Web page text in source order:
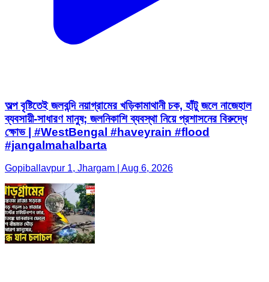
অল্প বৃষ্টিতেই জলবন্দি নয়াগ্রামের খড়িকামাথানী চক, হাঁটু জলে নাজেহাল
ব্যবসায়ী-সাধারণ মানুষ; জলনিকাশি ব্যবস্থা নিয়ে প্রশাসনের বিরুদ্ধে
ক্ষোভ | #WestBengal #haveyrain #flood
#jangalmahalbarta
Gopiballavpur 1, Jhargam | Aug 6, 2026